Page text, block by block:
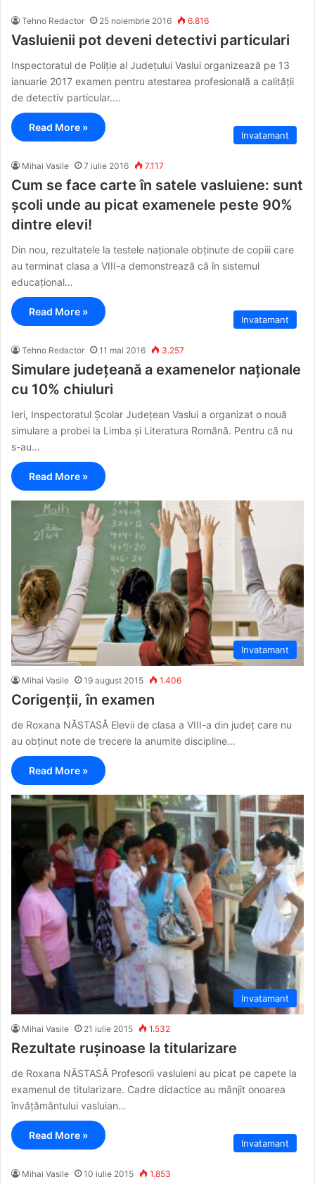
Tehno Redactor 25 noiembrie 2016 6.816
Vasluienii pot deveni detectivi particulari
Inspectoratul de Poliție al Județului Vaslui organizează pe 13
ianuarie 2017 examen pentru atestarea profesională a calității
de detectiv particular.…
Read More »
Invatamant
Mihai Vasile 7 iulie 2016 7.117
Cum se face carte în satele vasluiene: sunt
școli unde au picat examenele peste 90%
dintre elevi!
Din nou, rezultatele la testele naționale obținute de copiii care
au terminat clasa a VIII-a demonstrează că în sistemul
educațional…
Read More »
Invatamant
Tehno Redactor 11 mai 2016 3.257
Simulare județeană a examenelor naționale
cu 10% chiuluri
Ieri, Inspectoratul Școlar Județean Vaslui a organizat o nouă
simulare a probei la Limba și Literatura Română. Pentru că nu
s-au…
Read More »
Invatamant
Mihai Vasile 19 august 2015 1.406
Corigenții, în examen
de Roxana NĂSTASĂ Elevii de clasa a VIII-a din județ care nu
au obținut note de trecere la anumite discipline…
Read More »
Invatamant
Mihai Vasile 21 iulie 2015 1.532
Rezultate rușinoase la titularizare
de Roxana NĂSTASĂ Profesorii vasluieni au picat pe capete la
examenul de titularizare. Cadre didactice au mânjit onoarea
învățământului vasluian…
Read More »
Invatamant
Mihai Vasile 10 iulie 2015 1.853